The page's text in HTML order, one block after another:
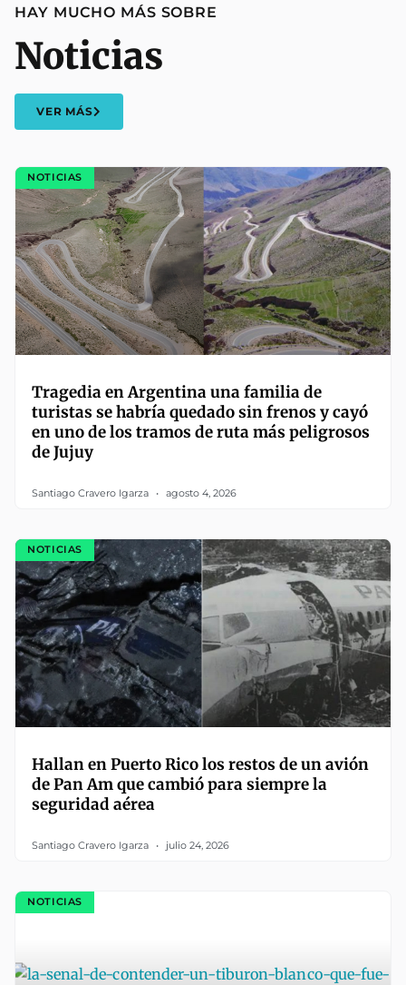
HAY MUCHO MÁS SOBRE
Noticias
VER MÁS
NOTICIAS
Tragedia en Argentina una familia de
turistas se habría quedado sin frenos y cayó
en uno de los tramos de ruta más peligrosos
de Jujuy
Santiago Cravero Igarza agosto 4, 2026
NOTICIAS
Hallan en Puerto Rico los restos de un avión
de Pan Am que cambió para siempre la
seguridad aérea
Santiago Cravero Igarza julio 24, 2026
NOTICIAS